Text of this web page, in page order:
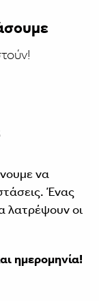
να
Ένας
λατρέψουν οι
ημερομηνία!